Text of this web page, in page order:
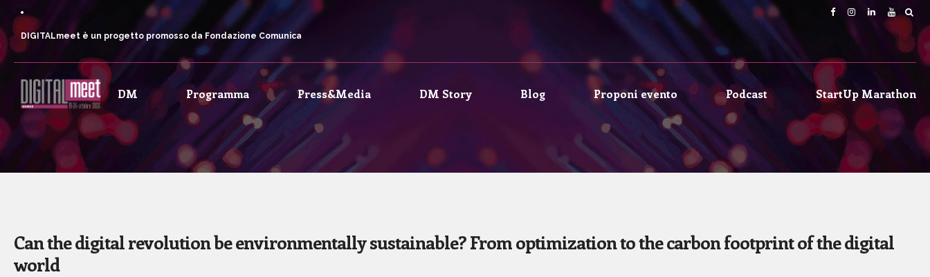
DIGITALmeet è un progetto promosso da Fondazione Comunica
DM Programma Press&Media DM Story Blog Proponi evento Podcast StartUp Marathon
Can the digital revolution be environmentally sustainable? From optimization to the carbon footprint of the digital
world